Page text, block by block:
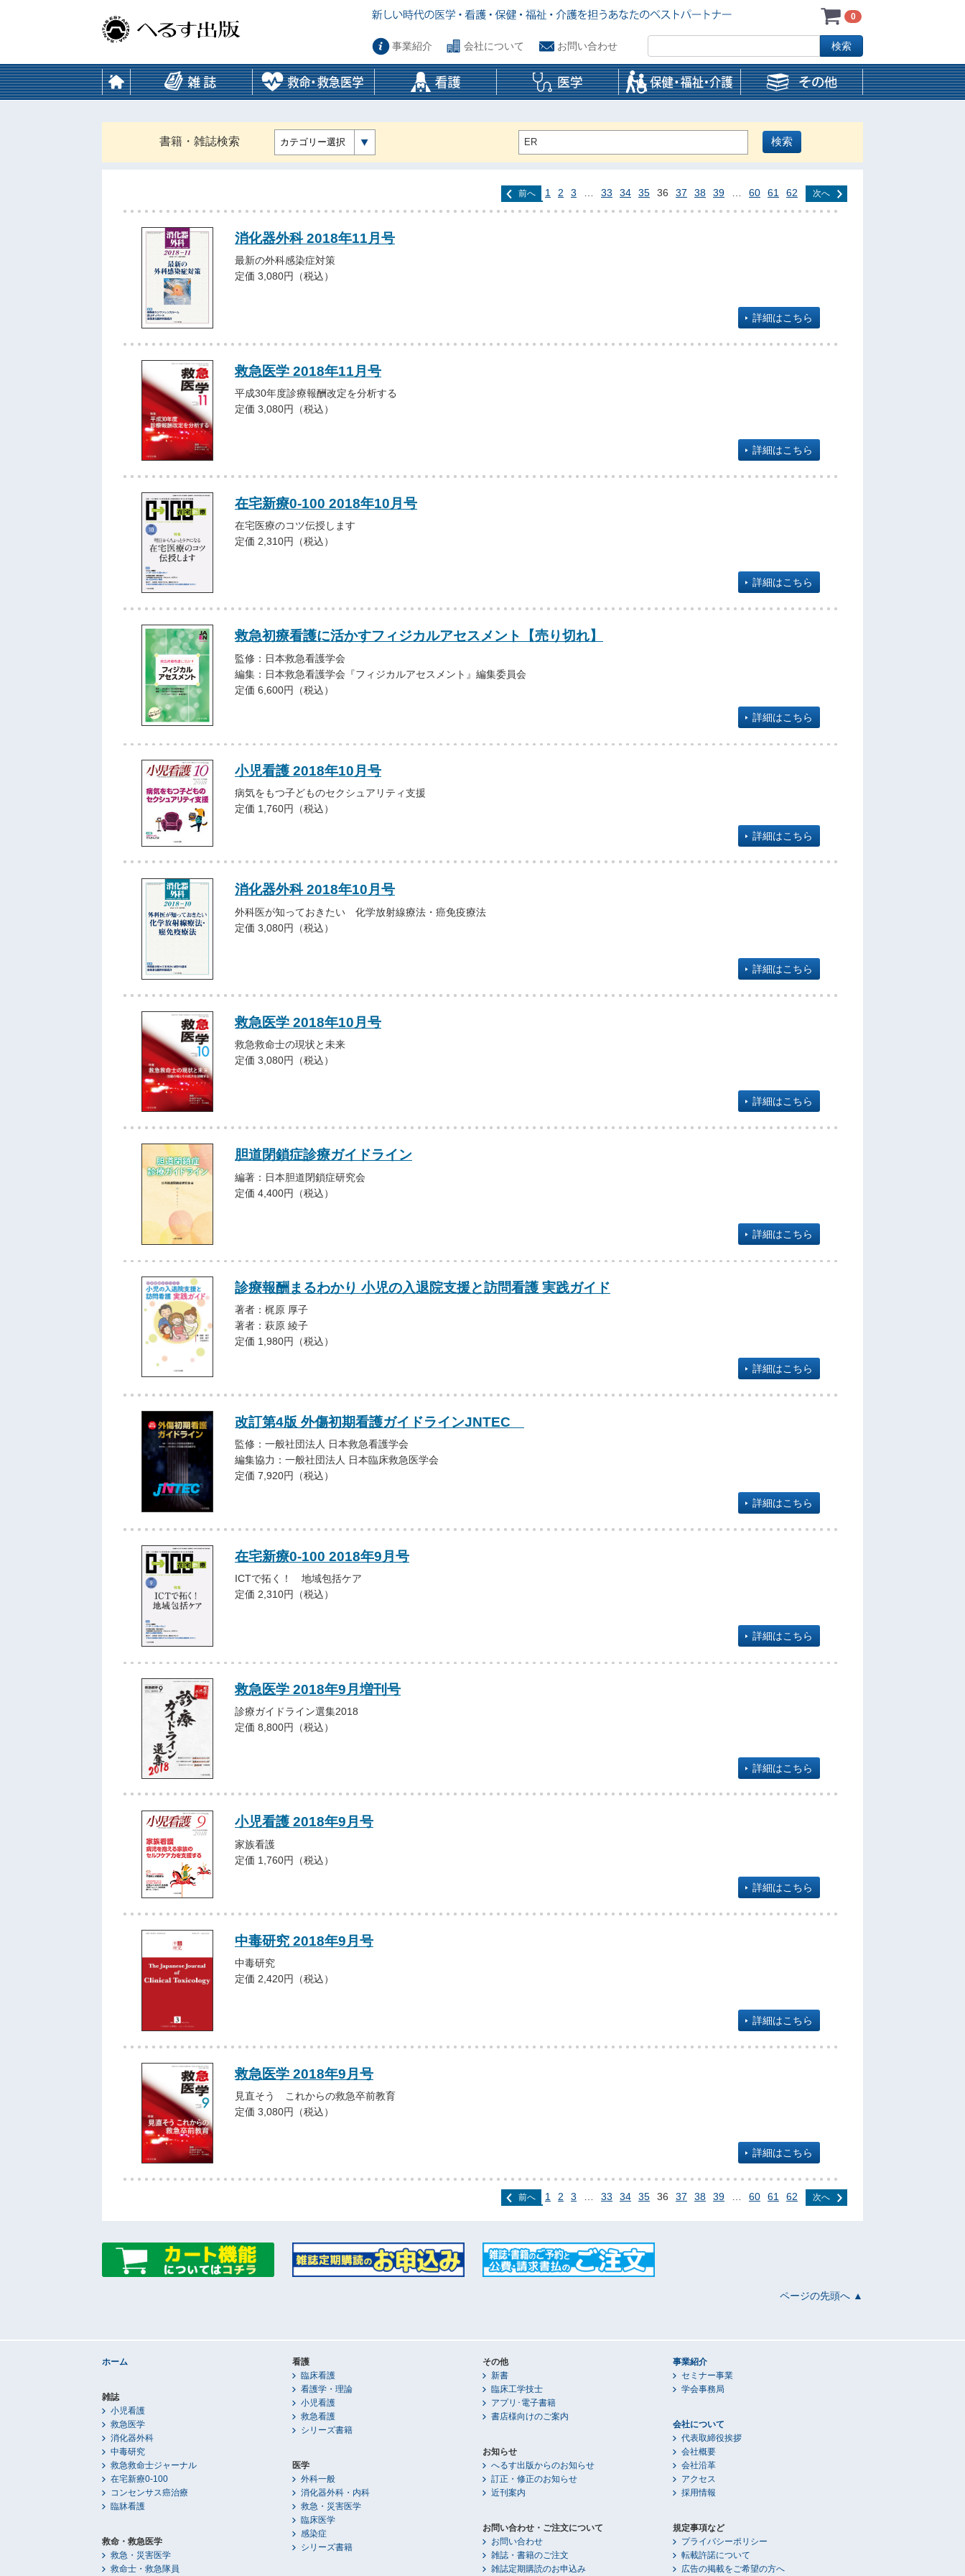
0
事業紹介 会社について お問い合わせ
書籍・雑誌検索 カテゴリー選択
前へ 1 2 3 33 34 35 36 37 38 39 60 61 62 次へ
消化器外科 2018年11月号
最新の外科感染症対策
定価 3,080円（税込）
詳細はこちら
救急医学 2018年11月号
平成30年度診療報酬改定を分析する
定価 3,080円（税込）
詳細はこちら
在宅新療0-100 2018年10月号
在宅医療のコツ伝授します
定価 2,310円（税込）
詳細はこちら
救急初療看護に活かすフィジカルアセスメント【売り切れ】
監修：日本救急看護学会
編集：日本救急看護学会『フィジカルアセスメント』編集委員会
定価 6,600円（税込）
詳細はこちら
小児看護 2018年10月号
病気をもつ子どものセクシュアリティ支援
定価 1,760円（税込）
詳細はこちら
消化器外科 2018年10月号
外科医が知っておきたい 化学放射線療法・癌免疫療法
定価 3,080円（税込）
詳細はこちら
救急医学 2018年10月号
救急救命士の現状と未来
定価 3,080円（税込）
詳細はこちら
胆道閉鎖症診療ガイドライン
編著：日本胆道閉鎖症研究会
定価 4,400円（税込）
詳細はこちら
診療報酬まるわかり 小児の入退院支援と訪問看護 実践ガイド
著者：梶原 厚子
著者：萩原 綾子
定価 1,980円（税込）
詳細はこちら
改訂第4版 外傷初期看護ガイドラインJNTEC
監修：一般社団法人 日本救急看護学会
編集協力：一般社団法人 日本臨床救急医学会
定価 7,920円（税込）
詳細はこちら
在宅新療0-100 2018年9月号
ICTで拓く！ 地域包括ケア
定価 2,310円（税込）
詳細はこちら
救急医学 2018年9月増刊号
診療ガイドライン選集2018
定価 8,800円（税込）
詳細はこちら
小児看護 2018年9月号
家族看護
定価 1,760円（税込）
詳細はこちら
中毒研究 2018年9月号
中毒研究
定価 2,420円（税込）
詳細はこちら
救急医学 2018年9月号
見直そう これからの救急卒前教育
定価 3,080円（税込）
詳細はこちら
前へ 1 2 3 … 33 34 35 36 37 38 39 … 60 61 62 次へ
ページの先頭へ ▲
ホーム
雑誌
小児看護
救急医学
消化器外科
中毒研究
救急救命士ジャーナル
在宅新療0-100
コンセンサス癌治療
臨牀看護
救命・救急医学
救急・災害医学
救命士・救急隊員
看護
臨床看護
看護学・理論
小児看護
救急看護
シリーズ書籍
医学
外科一般
消化器外科・内科
救急・災害医学
臨床医学
感染症
シリーズ書籍
その他
新書
臨床工学技士
アプリ･電子書籍
書店様向けのご案内
お知らせ
へるす出版からのお知らせ
訂正・修正のお知らせ
近刊案内
お問い合わせ・ご注文について
お問い合わせ
雑誌・書籍のご注文
雑誌定期購読のお申込み
事業紹介
セミナー事業
学会事務局
会社について
代表取締役挨拶
会社概要
会社沿革
アクセス
採用情報
規定事項など
プライバシーポリシー
転載許諾について
広告の掲載をご希望の方へ